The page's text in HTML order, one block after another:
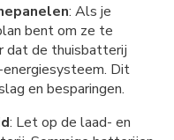
: Als je
bent om ze te
dat de thuisbatterij
Dit
en besparingen.
: Let op de laad- en